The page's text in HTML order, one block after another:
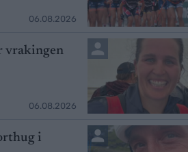
06.08.2026
vrakingen
06.08.2026
i